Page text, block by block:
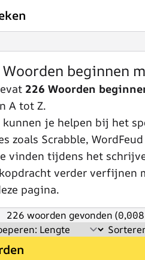
Woorden beginnen
226 Woorden
A tot Z.
kunnen je helpen bij het
zoals Scrabble,
vinden tijdens het
verder verfijnen
pagina.
226 woorden gevonden